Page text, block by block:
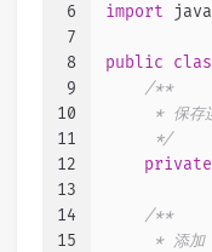
6
7
8
9
10
11
12
13
14
15
import
public
/**
* 保存
     */
private
/**
* 添加